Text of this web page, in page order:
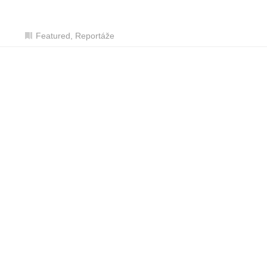
Featured Reportáže